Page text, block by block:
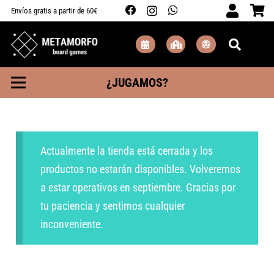
Envíos gratis a partir de 60€
¿JUGAMOS?
Actualmente la tienda está cerrada y los
productos no estarán disponibles. Volveremos
a estar operativos en septiembre. Gracias por
tu paciencia y sentimos cualquier
inconveniente.